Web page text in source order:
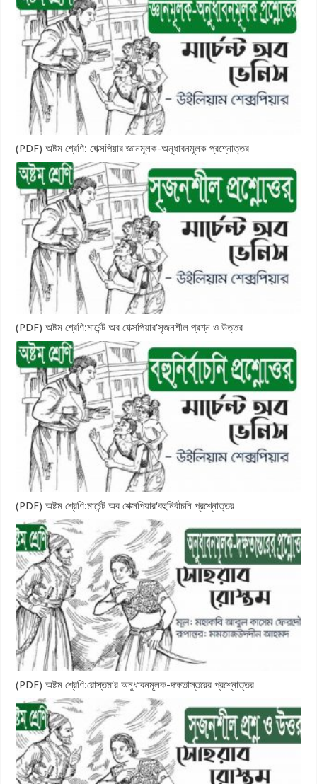
(PDF) অষ্টম শ্রেণি: শেক্সপিয়ার জ্ঞানমূলক-অনুধাবনমূলক প্রশ্নোত্তর
(PDF) অষ্টম শ্রেণি:মার্চেন্ট অব শেক্সপিয়ার‘সৃজনশীল প্রশ্ন ও উত্তর
(PDF) অষ্টম শ্রেণি:মার্চেন্ট অব শেক্সপিয়ার‘বহুনির্বাচনি প্রশ্নোত্তর
(PDF) অষ্টম শ্রেণি:রোস্তম‘র অনুধাবনমূলক-দক্ষতাস্তরের প্রশ্নোত্তর